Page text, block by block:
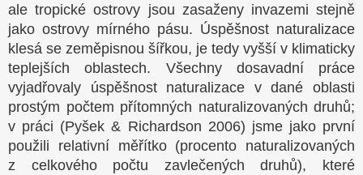
ale tropické ostrovy jsou zasaženy invazemi stejně
jako ostrovy mírného pásu. Úspěšnost naturalizace
klesá se zeměpisnou šířkou, je tedy vyšší v klimaticky
teplejších oblastech. Všechny dosavadní práce
vyjadřovaly úspěšnost naturalizace v dané oblasti
prostým počtem přítomných naturalizovaných druhů;
v práci (Pyšek & Richardson 2006) jsme jako první
použili relativní měřítko (procento naturalizovaných
z celkového počtu zavlečených druhů), které